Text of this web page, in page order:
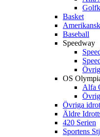
Basket
Baseball
Speedway
OS
Alfa
Övriga
Äldre
420 Serien
Sportens